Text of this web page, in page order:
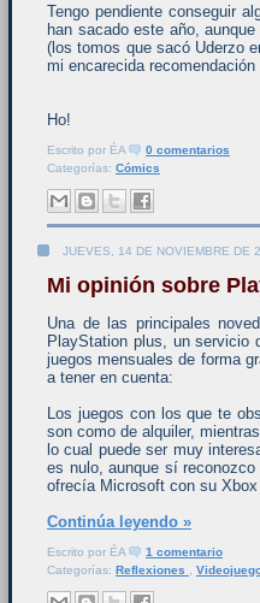
Tengo pendiente conseguir
han sacado este año,
(los tomos que sacó Uderzo
mi encarecida
Ho!
Escrito por ÉA
0 comentarios
Categorías: Cómics
JUEVES, 14 DE NOVIEMBRE DE
Mi opinión sobre
Una de las principales
PlayStation plus, un servicio
juegos mensuales de forma
a tener en cuenta:
Los juegos con los que te
son como de alquiler,
lo cual puede ser muy
es nulo, aunque sí
ofrecía Microsoft con su Xbox
Continúa leyendo »
Escrito por ÉA
1 comentario
Categorías: Reflexiones